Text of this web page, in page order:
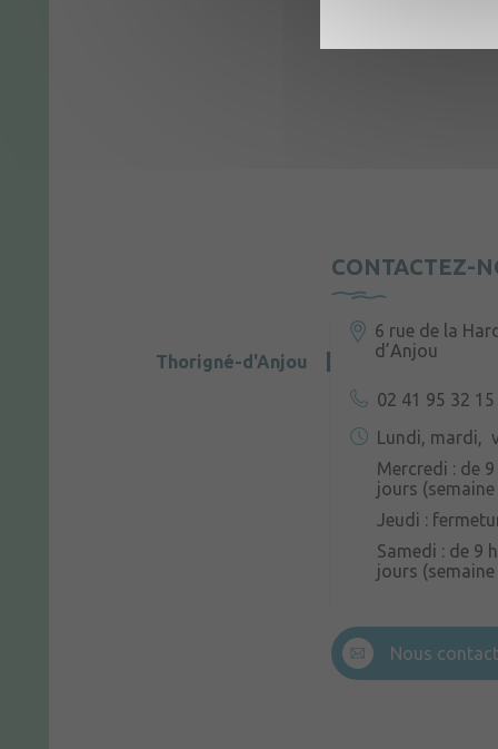
CONTACTEZ-
Thorigné-d'Anjou
6 rue de la
d’Anjou
02 41 95 32 15
Lundi, mardi,
Mercredi : de
jours (semaine
Jeudi :
Samedi : de 9
jours
Nous